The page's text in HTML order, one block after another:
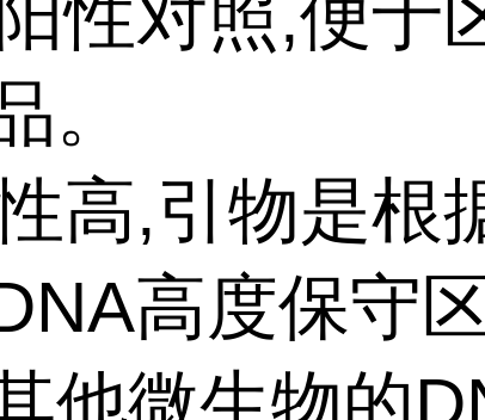
性对照,便于
。
高,引物是根
高度保守
他微生物的